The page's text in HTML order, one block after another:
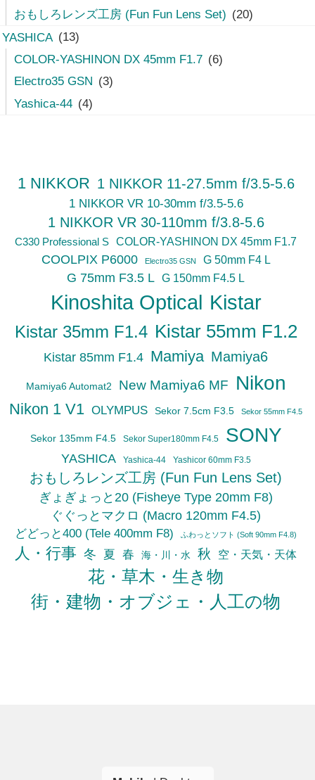
おもしろレンズ工房 (Fun Fun Lens Set) (20)
YASHICA (13)
COLOR-YASHINON DX 45mm F1.7 (6)
Electro35 GSN (3)
Yashica-44 (4)
1 NIKKOR 1 NIKKOR 11-27.5mm f/3.5-5.6
1 NIKKOR VR 10-30mm f/3.5-5.6
1 NIKKOR VR 30-110mm f/3.8-5.6
C330 Professional S COLOR-YASHINON DX 45mm F1.7
COOLPIX P6000 Electro35 GSN G 50mm F4 L
G 75mm F3.5 L G 150mm F4.5 L
Kinoshita Optical Kistar
Kistar 35mm F1.4 Kistar 55mm F1.2
Kistar 85mm F1.4 Mamiya Mamiya6
Mamiya6 Automat2 New Mamiya6 MF Nikon
Nikon 1 V1 OLYMPUS Sekor 7.5cm F3.5 Sekor 55mm F4.5
Sekor 135mm F4.5 Sekor Super180mm F4.5 SONY
YASHICA Yashica-44 Yashicor 60mm F3.5
おもしろレンズ工房 (Fun Fun Lens Set)
ぎょぎょっと20 (Fisheye Type 20mm F8)
ぐぐっとマクロ (Macro 120mm F4.5)
どどっと400 (Tele 400mm F8) ふわっとソフト (Soft 90mm F4.8)
人・行事 冬 夏 春 海・川・水 秋 空・天気・天体
花・草木・生き物
街・建物・オブジェ・人工の物